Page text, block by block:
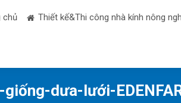
chủ Thiết kế&Thi công nhà kính nông
dưa-lưới-